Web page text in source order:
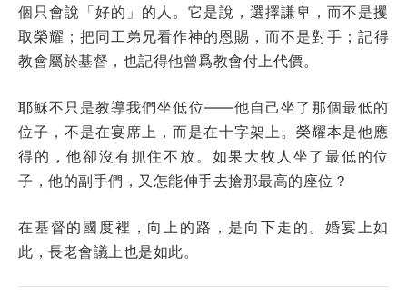
個只會說「好的」的人。它是說，選擇謙卑，而不是攫
取榮耀；把同工弟兄看作神的恩賜，而不是對手；記得
教會屬於基督，也記得他曾爲教會付上代價。
耶穌不只是教導我們坐低位——他自己坐了那個最低的
位子，不是在宴席上，而是在十字架上。榮耀本是他應
得的，他卻沒有抓住不放。如果大牧人坐了最低的位
子，他的副手們，又怎能伸手去搶那最高的座位？
在基督的國度裡，向上的路，是向下走的。婚宴上如
此，長老會議上也是如此。